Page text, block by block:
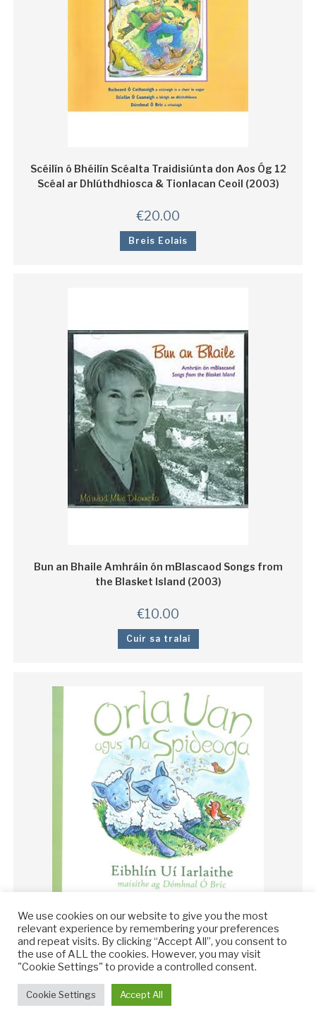
Scéilín ó Bhéilín Scéalta Traidisiúnta don Aos Óg 12
Scéal ar Dhlúthdhiosca & Tionlacan Ceoil (2003)
€20.00
Breis Eolais
Bun an Bhaile Amhráin ón mBlascaod Songs from
the Blasket Island (2003)
€10.00
Cuir sa tralaí
Orla Uan agus na Spideoga
€10.00
Cuir sa tralaí
We use cookies on our website to give you the most
relevant experience by remembering your preferences
and repeat visits. By clicking “Accept All”, you consent to
the use of ALL the cookies. However, you may visit
"Cookie Settings" to provide a controlled consent.
Cookie Settings Accept All